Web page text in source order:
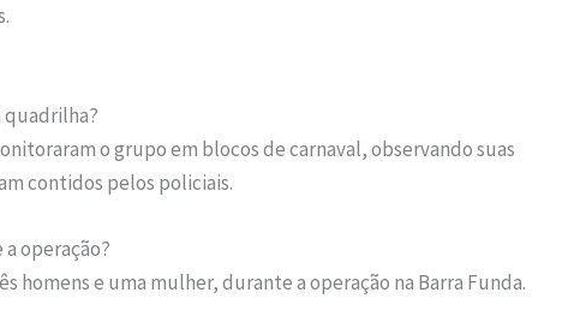
quadrilha?
o grupo em blocos de carnaval, observando suas
contidos pelos policiais.
operação?
homens e uma mulher, durante a operação na Barra Funda.